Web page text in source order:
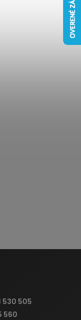
530 505
560